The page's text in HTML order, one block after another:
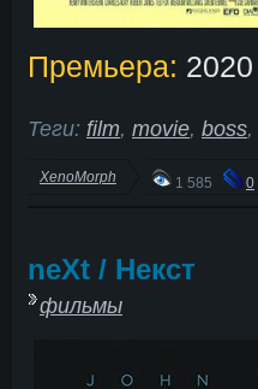
Премьера: 2020
Теги: film, movie, boss,
XenoMorph 1 585 0
neXt / Некст
фильмы